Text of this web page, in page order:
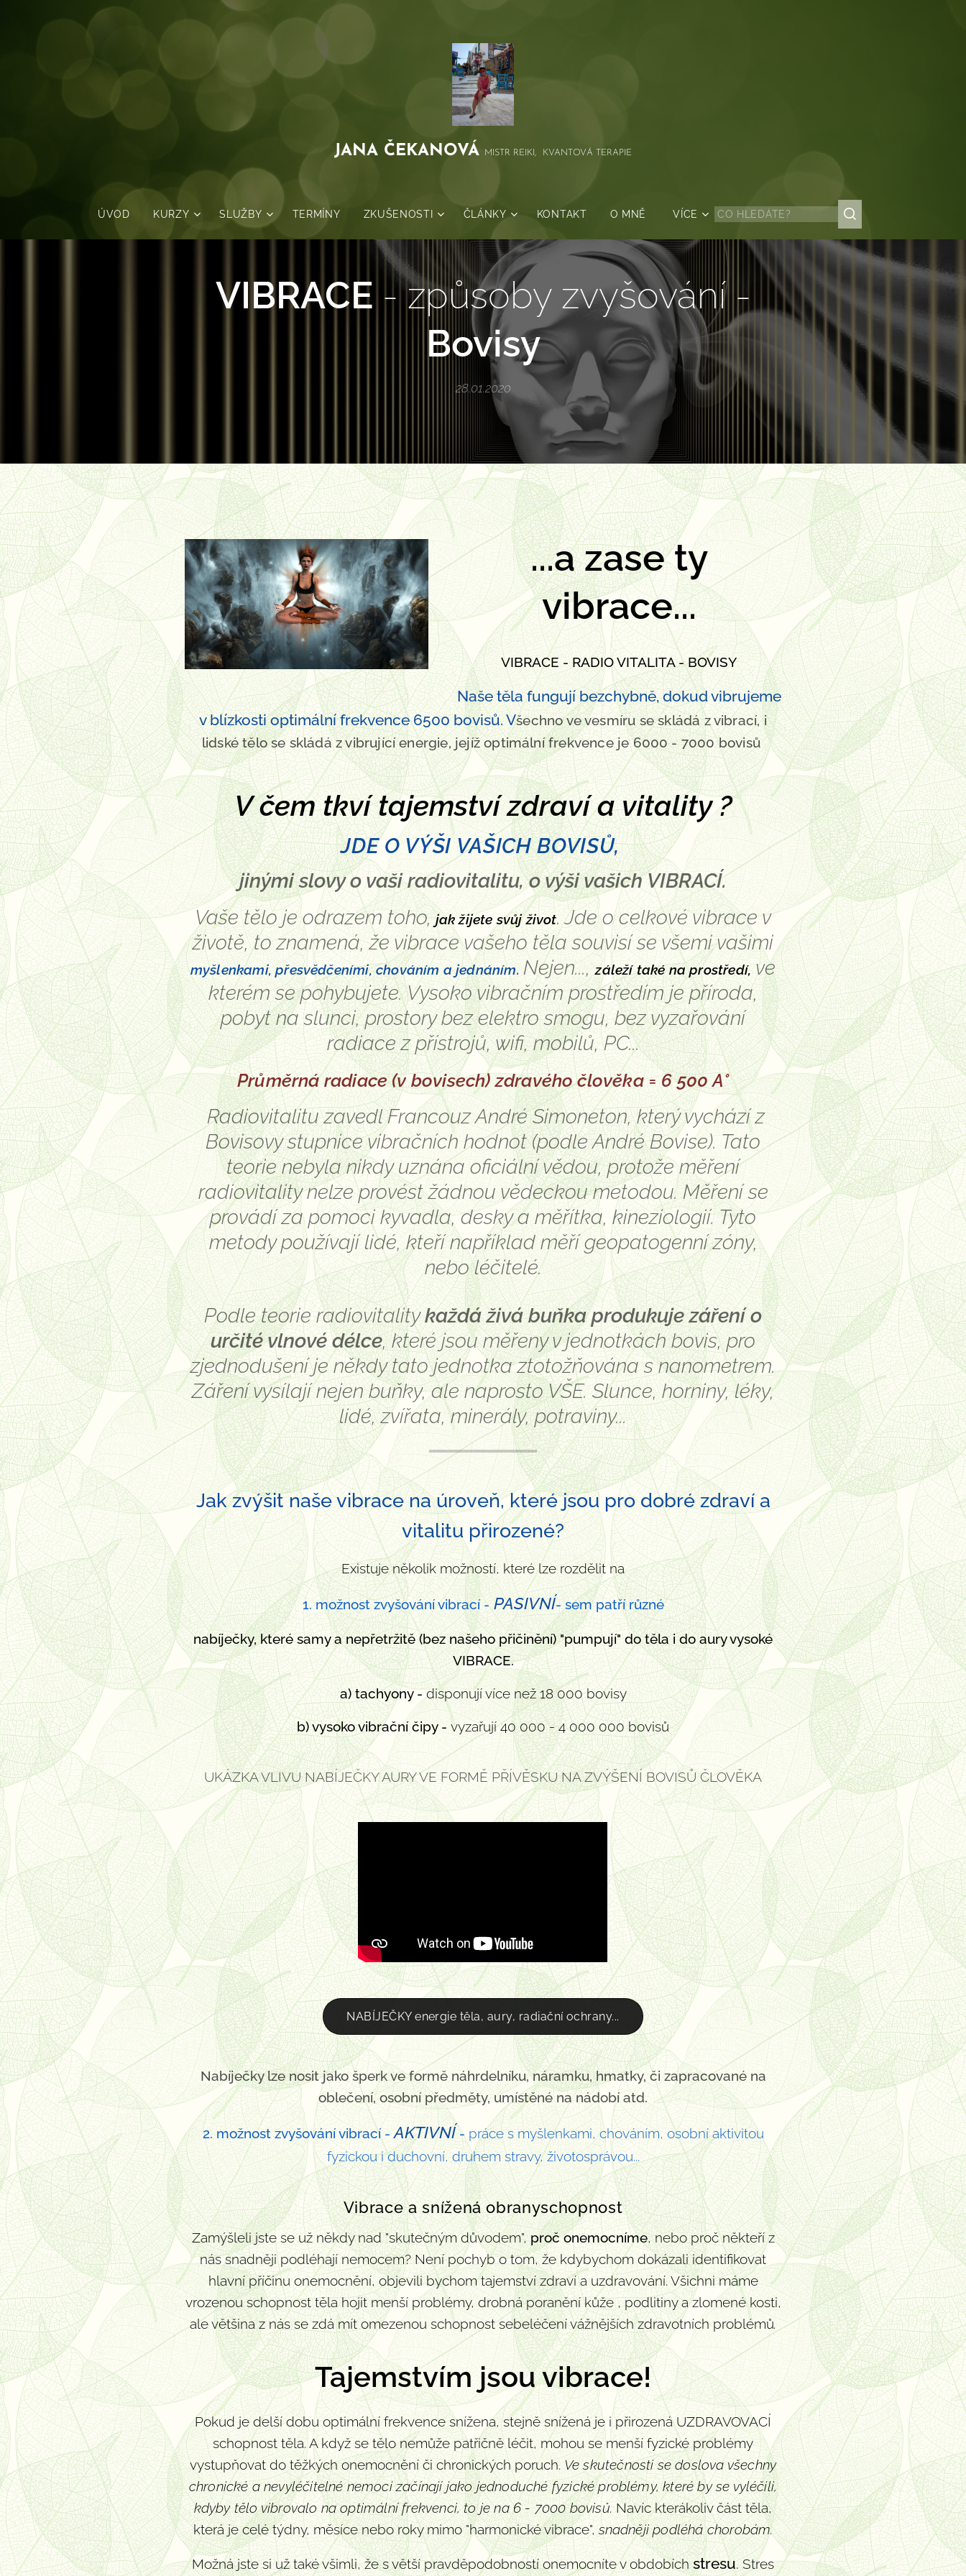
JANA ČEKANOVÁ MISTR REIKI, KVANTOVÁ TERAPIE
ÚVOD KURZY SLUŽBY TERMÍNY ZKUŠENOSTI ČLÁNKY KONTAKT O MNĚ VÍCE
VIBRACE - způsoby zvyšování -
Bovisy
28.01.2020
...a zase ty
vibrace...
VIBRACE - RADIO VITALITA - BOVISY
Naše těla fungují bezchybně, dokud vibrujeme
v blízkosti optimální frekvence 6500 bovisů. Všechno ve vesmíru se skládá z vibrací, i
lidské tělo se skládá z vibrující energie, jejíž optimální frekvence je 6000 - 7000 bovisů
V čem tkví tajemství zdraví a vitality ?
JDE O VÝŠI VAŠICH BOVISŮ,
jinými slovy o vaši radiovitalitu, o výši vašich VIBRACÍ.
Vaše tělo je odrazem toho,jak žijete svůj život. Jde o celkové vibrace v
životě, to znamená, že vibrace vašeho těla souvisí se všemi vašimi
myšlenkami, přesvědčeními, chováním a jednáním. Nejen...,záleží také na prostředí,ve
kterém se pohybujete. Vysoko vibračním prostředím je příroda,
pobyt na slunci, prostory bez elektro smogu, bez vyzařování
radiace z přístrojů, wifi, mobilů, PC...
Průměrná radiace (v bovisech) zdravého člověka = 6 500 A°
Radiovitalitu zavedl Francouz André Simoneton, který vychází z
Bovisovy stupnice vibračních hodnot (podle André Bovise). Tato
teorie nebyla nikdy uznána oficiální vědou, protože měření
radiovitality nelze provést žádnou vědeckou metodou. Měření se
provádí za pomoci kyvadla, desky a měřítka, kineziologií. Tyto
metody používají lidé, kteří například měří geopatogenní zóny,
nebo léčitelé.
Podle teorie radiovitalitykaždá živá buňka produkuje záření o
určité vlnové délce, které jsou měřeny v jednotkách bovis, pro
zjednodušení je někdy tato jednotka ztotožňována s nanometrem.
Záření vysílají nejen buňky, ale naprosto VŠE. Slunce, horniny, léky,
lidé, zvířata, minerály, potraviny...
Jak zvýšit naše vibrace na úroveň, které jsou pro dobré zdraví a
vitalitu přirozené?
Existuje několik možností, které lze rozdělit na
1. možnost zvyšování vibrací - PASIVNÍ- sem patří různé
nabíječky,které samy a nepřetržitě (bez našeho přičinění) "pumpují" do těla i do auryvysoké
VIBRACE.
a) tachyony -disponují více než 18 000 bovisy
b)vysoko vibrační čipy- vyzařují 40 000 - 4 000 000 bovisů
UKÁZKA VLIVU NABÍJEČKY AURY VE FORMĚ PŘÍVĚSKU NA ZVÝŠENÍ BOVISŮ ČLOVĚKA
NABÍJEČKY energie těla, aury, radiační ochrany...
Nabíječky lze nosit jako šperk ve formě náhrdelníku, náramku, hmatky, či zapracované na
oblečení, osobní předměty, umístěné na nádobí atd.
2. možnost zvyšování vibrací -AKTIVNÍ - práce s myšlenkami, chováním, osobní aktivitou
fyzickou i duchovní, druhem stravy, životosprávou...
Vibrace a snížená obranyschopnost
Zamýšleli jste se už někdy nad "skutečným důvodem",proč onemocníme, nebo proč někteří z
nás snadněji podléhají nemocem? Není pochyb o tom, že kdybychom dokázali identifikovat
hlavní příčinu onemocnění, objevili bychom tajemství zdraví a uzdravování. Všichni máme
vrozenou schopnost těla hojit menší problémy, drobná poranění kůže , podlitiny a zlomené kosti,
ale většina z nás se zdá mít omezenou schopnost sebeléčení vážnějších zdravotních problémů.
Tajemstvím jsou vibrace!
Pokud je delší dobu optimální frekvence snížena, stejně snížená je i přirozená UZDRAVOVACÍ
schopnost těla. A když se tělo nemůže patřičně léčit, mohou se menší fyzické problémy
vystupňovat do těžkých onemocnění či chronických poruch.Ve skutečnosti se doslova všechny
chronické a nevyléčitelnénemocizačínají jako jednoduché fyzické problémy, které by se vyléčili,
kdyby tělo vibrovalo na optimální frekvenci,to je na 6 - 7000 bovisů.Navíc kterákoliv část těla,
která je celé týdny, měsíce nebo roky mimo "harmonické vibrace",snadněji podléhá chorobám.
Možná jste si už také všimli, že s větší pravděpodobností onemocníte v obdobíchstresu.Stres